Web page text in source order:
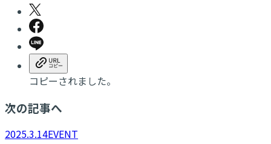
コピーされました。
次の記事へ
2025.3.14EVENT